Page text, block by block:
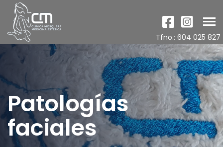
Tfno.: 604 025 827
Patologías
faciales